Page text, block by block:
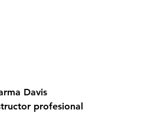
Davis
profesional